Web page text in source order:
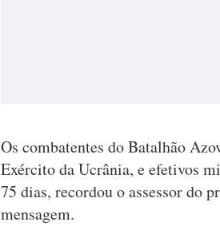
Os combatentes do Batalhão
Exército da Ucrânia, e efetivos
75 dias, recordou o assessor do
mensagem.